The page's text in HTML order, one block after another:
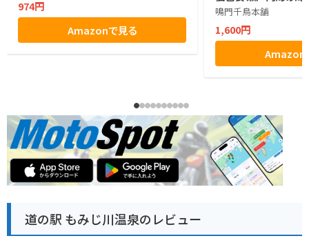
974円
Amazonで見る
鳴門千鳥本舗
1,600円
Amazon
道の駅 もみじ川温泉のレビュー